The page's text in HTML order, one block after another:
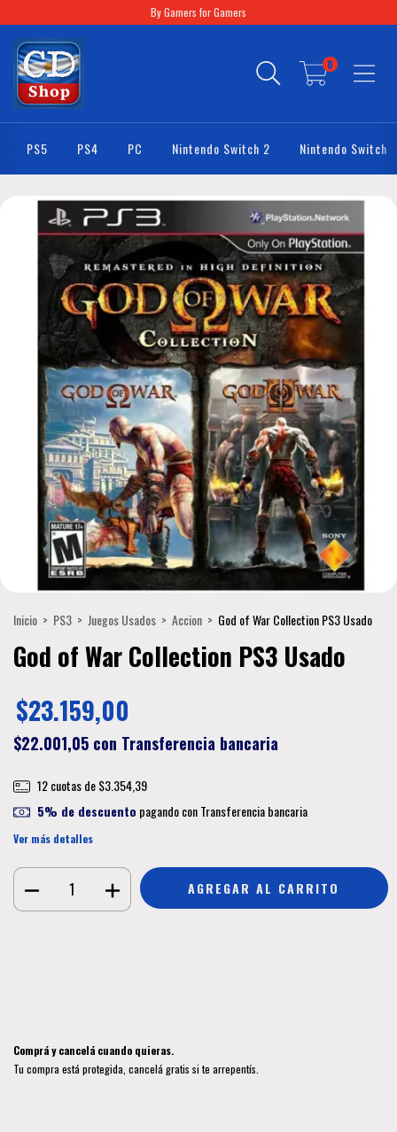
By Gamers for Gamers
0
PS5 PS4 PC Nintendo Switch 2 Nintendo Switch
Inicio > PS3 > Juegos Usados > Accion > God of War Collection PS3 Usado
God of War Collection PS3 Usado
$23.159,00
$22.001,05 con Transferencia bancaria
12 cuotas de$3.354,39
5% de descuento pagando con Transferencia bancaria
Ver más detalles
Comprá y cancelá cuando quieras.
Tu compra está protegida, cancelá gratis si te arrepentís.